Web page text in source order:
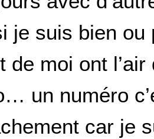
je suis bien
de moi ont
un numéro
car je